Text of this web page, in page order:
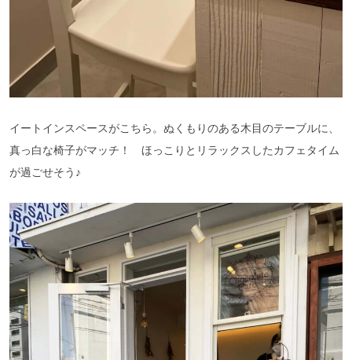
イートインスペースがこちら。ぬくもりのある木目のテーブルに、
真っ白な椅子がマッチ！ ほっこりとリラックスしたカフェタイム
が過ごせそう♪